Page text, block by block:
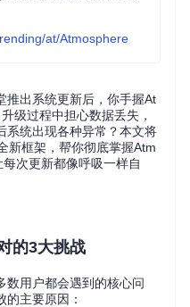
at/Atmosphere
推出系统更新后，你手握At
级过程中担心数据丢失，
系统出现各种异常？本文将
新框架，帮你彻底掌握Atm
次更新都像呼吸一样自
的3大挑战
数用户都会遇到的核心问
主要原因：